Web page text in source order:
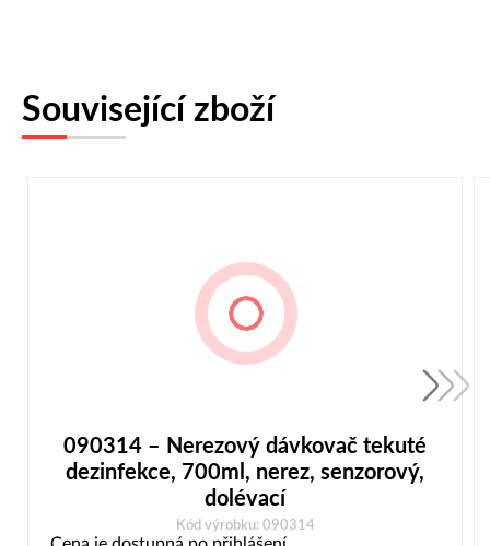
Související zboží
090314 – Nerezový dávkovač tekuté
dezinfekce, 700ml, nerez, senzorový,
dolévací
Kód výrobku: 090314